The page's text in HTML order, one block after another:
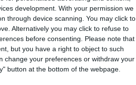
development. With your permission we
through device scanning. You may click to
Alternatively you may click to refuse to
before consenting.
Please note that
but you have a right to object to such
change your preferences or withdraw your
button at the bottom of the webpage.
che a
di
con
a